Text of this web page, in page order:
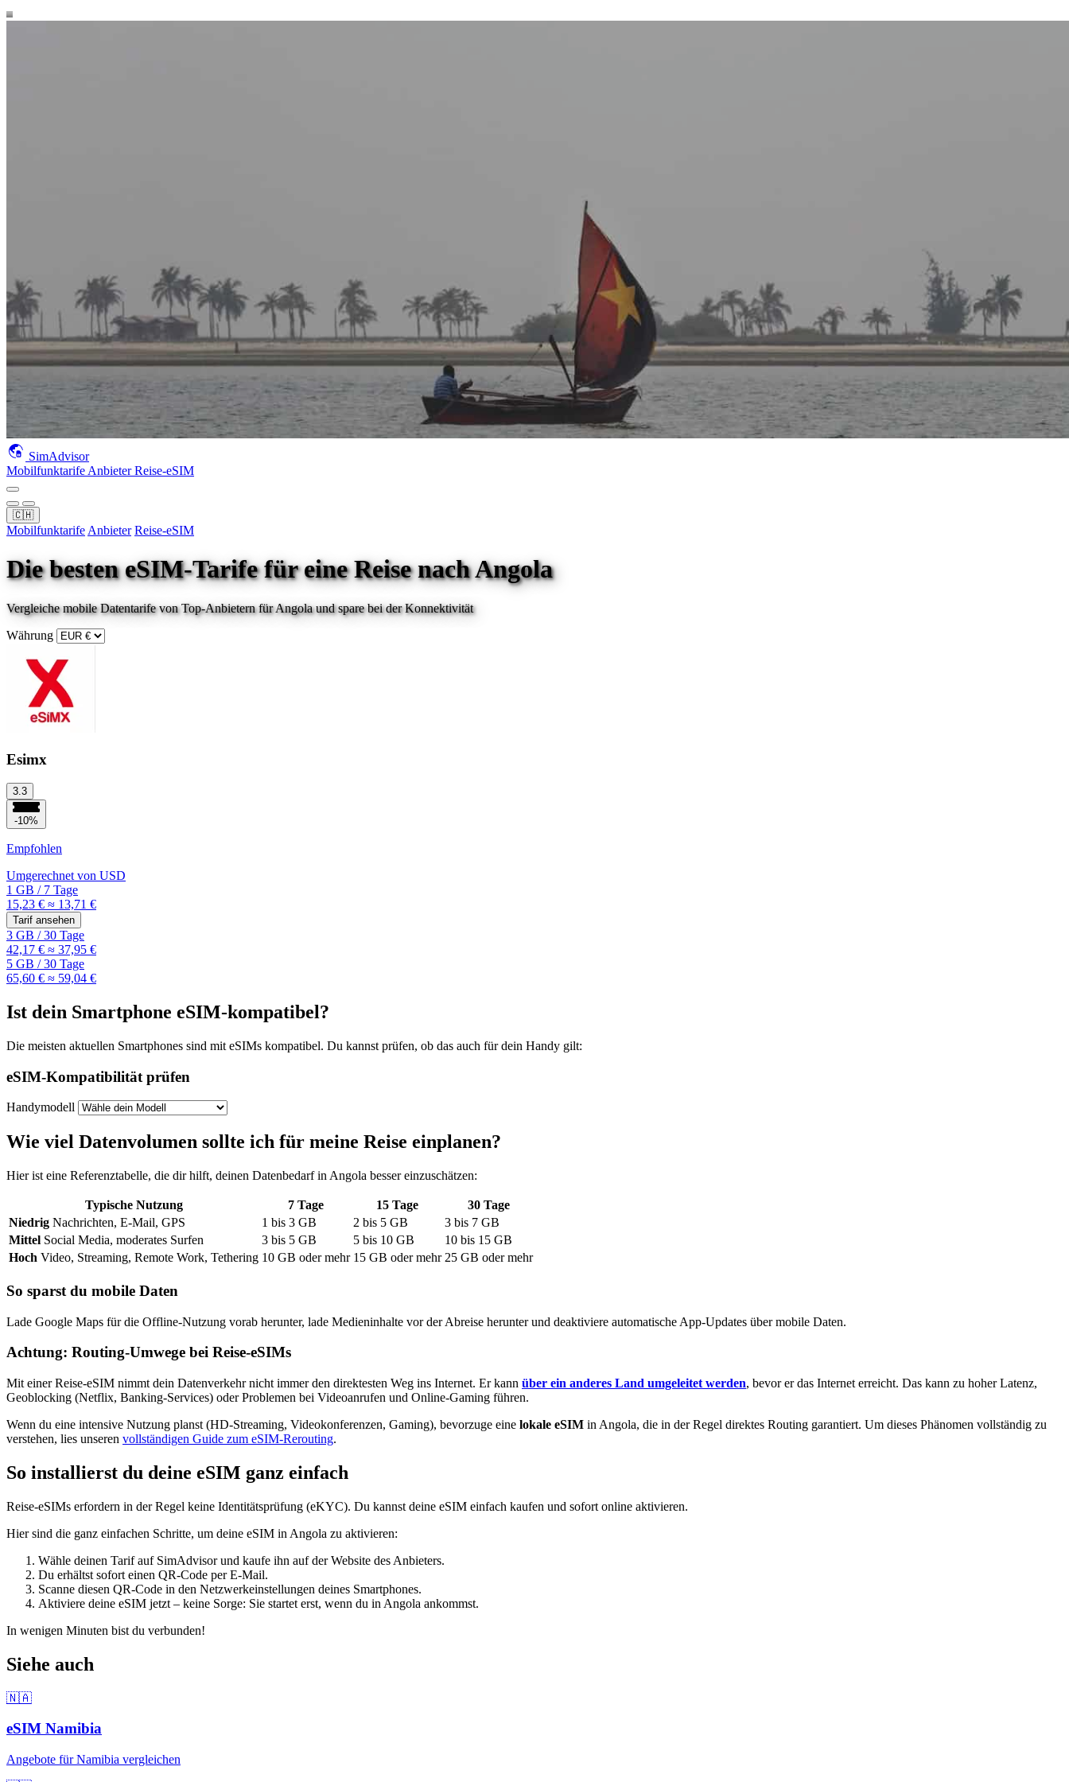
SimAdvisor
Mobilfunktarife AnbieterReise-eSIM
🇨🇭
Mobilfunktarife Anbieter Reise-eSIM
Die besten eSIM-Tarife für eine Reisenach Angola
Vergleiche mobile Datentarife von Top-Anbietern fürAngolaund spare bei der Konnektivität
Währung
Esimx
3.3
-10%
Empfohlen
Umgerechnet von USD
1 GB /7 Tage
15,23 € ≈ 13,71 €
Tarif ansehen
3 GB /30 Tage
42,17 € ≈ 37,95 €
5 GB /30 Tage
65,60 € ≈ 59,04 €
Ist dein Smartphone eSIM-kompatibel?
Die meisten aktuellen Smartphones sind mit eSIMs kompatibel. Du kannst prüfen, ob das auch für dein Handy gilt:
eSIM-Kompatibilität prüfen
Handymodell
Wie viel Datenvolumen sollte ich für meine Reise einplanen?
Hier ist eine Referenztabelle, die dir hilft, deinen Datenbedarfin Angola besser einzuschätzen:
Typische Nutzung 7 Tage 15 Tage 30 Tage
Niedrig Nachrichten, E-Mail, GPS 1 bis 3 GB 2 bis 5 GB 3 bis 7 GB
Mittel Social Media, moderates Surfen 3 bis 5 GB 5 bis 10 GB 10 bis 15 GB
Hoch Video, Streaming, Remote Work, Tethering 10 GB oder mehr 15 GB oder mehr 25 GB oder mehr
So sparst du mobile Daten
Lade Google Maps für die Offline-Nutzung vorab herunter, lade Medieninhalte vor der Abreise herunter und deaktiviere automatische App-Updates über mobile Daten.
Achtung: Routing-Umwege bei Reise-eSIMs
Mit einer Reise-eSIM nimmt dein Datenverkehr nicht immer den direktesten Weg ins Internet. Er kann über ein anderes Land umgeleitet werden, bevor er das Internet erreicht. Das kann zu hoher Latenz,
Geoblocking (Netflix, Banking-Services) oder Problemen bei Videoanrufen und Online-Gaming führen.
Wenn du eine intensive Nutzung planst (HD-Streaming, Videokonferenzen, Gaming), bevorzuge eine lokale eSIM in Angola, die in der Regel direktes Routing garantiert. Um dieses Phänomen vollständig zu
verstehen, lies unseren vollständigen Guide zum eSIM-Rerouting.
So installierst du deine eSIM ganz einfach
Reise-eSIMs erfordern in der Regel keine Identitätsprüfung (eKYC). Du kannst deine eSIM einfach kaufen und sofort online aktivieren.
Hier sind die ganz einfachen Schritte, um deine eSIM in Angola zu aktivieren:
Wähle deinen Tarif auf SimAdvisor und kaufe ihn auf der Website des Anbieters.
Du erhältst sofort einen QR-Code per E-Mail.
Scanne diesen QR-Code in den Netzwerkeinstellungen deines Smartphones.
Aktiviere deine eSIM jetzt – keine Sorge: Sie startet erst, wenn du in Angola ankommst.
In wenigen Minuten bist du verbunden!
Siehe auch
🇳🇦
eSIM Namibia
Angebote fürNamibia vergleichen